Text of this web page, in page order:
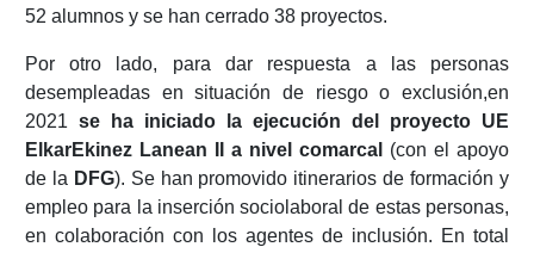
52 alumnos y se han cerrado 38 proyectos.
Por otro lado, para dar respuesta a las personas
desempleadas en situación de riesgo o exclusión,en
2021 se ha iniciado la ejecución del proyecto UE
ElkarEkinez Lanean II a nivel comarcal
(con el apoyo
de la DFG). Se han promovido itinerarios de formación y
empleo para la inserción sociolaboral de estas personas,
en colaboración con los agentes de inclusión. En total